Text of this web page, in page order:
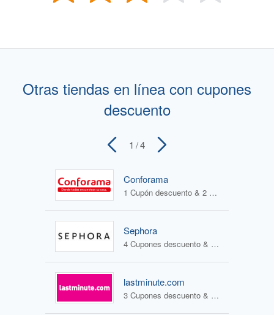
Otras tiendas en línea con cupones
descuento
1 / 4
Conforama
1 Cupón descuento & 2 Ofertas
Sephora
4 Cupones descuento & 1 Oferta
lastminute.com
3 Cupones descuento & 2 Ofertas